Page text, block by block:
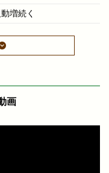
増続く
画